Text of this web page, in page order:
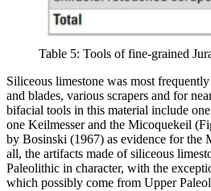
Table 5: Tools of fine-grained
Siliceous limestone was most
and blades, various scrapers and for
bifacial tools in this material include
one Keilmesserand the Micoquekeil
by Bosinski (1967) as evidence for the
all, the artifacts made of siliceous
Paleolithic in character, with the
which possibly come from Upper